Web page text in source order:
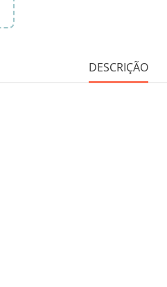
DESCRIÇÃO